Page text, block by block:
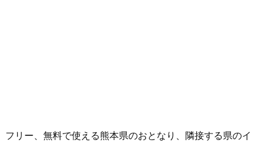
フリー、無料で使える熊本県のおとなり、隣接する県のイ